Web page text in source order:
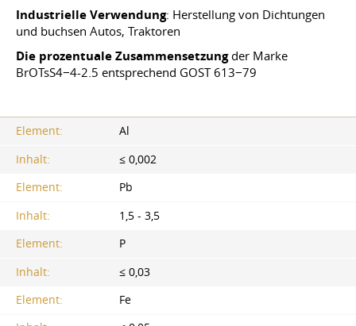
Industrielle Verwendung: Herstellung von Dichtungen
und buchsen Autos, Traktoren
Die prozentuale Zusammensetzungder Marke
BrOTsS4−4-2.5 entsprechend GOST 613−79
Element:
Al
Inhalt:
≤ 0,002
Element:
Pb
Inhalt:
1,5 - 3,5
Element:
P
Inhalt:
≤ 0,03
Element:
Fe